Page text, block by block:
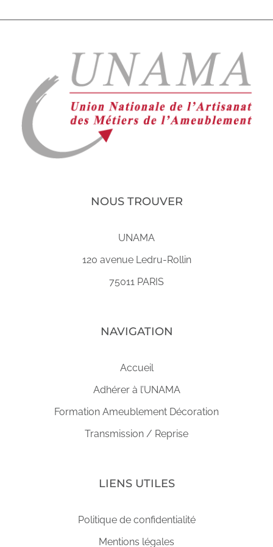
NOUS TROUVER
UNAMA
120 avenue Ledru-Rollin
75011 PARIS
NAVIGATION
Accueil
Adhérer à l’UNAMA
Formation Ameublement Décoration
Transmission / Reprise
LIENS UTILES
Politique de confidentialité
Mentions légales